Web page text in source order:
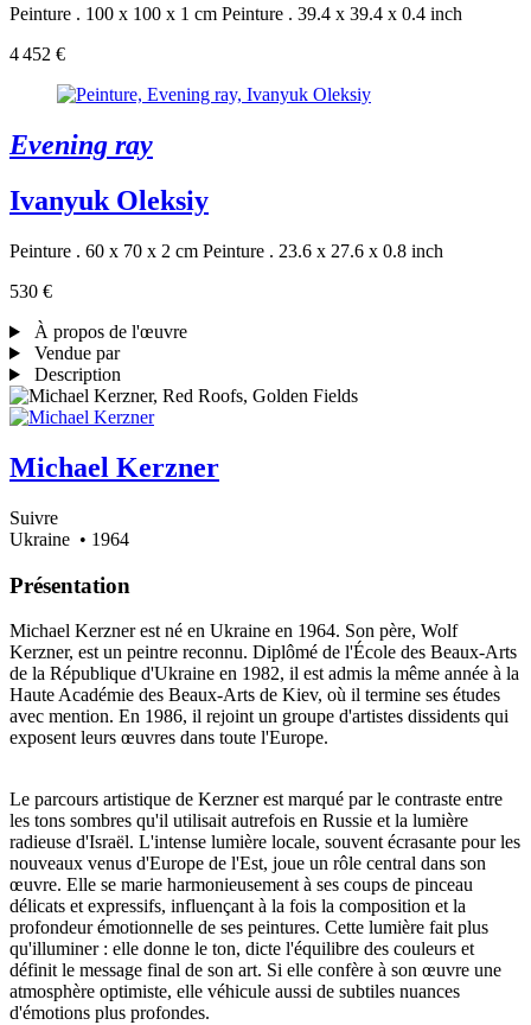
Peinture . 100 x 100 x 1 cm Peinture . 39.4 x 39.4 x 0.4 inch
4 452 €
Evening ray
Ivanyuk Oleksiy
Peinture . 60 x 70 x 2 cm Peinture . 23.6 x 27.6 x 0.8 inch
530 €
À propos de l'œuvre
Vendue par
Description
Michael Kerzner
Suivre
Ukraine • 1964
Présentation
Michael Kerzner est né en Ukraine en 1964. Son père, Wolf
Kerzner, est un peintre reconnu. Diplômé de l'École des Beaux-Arts
de la République d'Ukraine en 1982, il est admis la même année à la
Haute Académie des Beaux-Arts de Kiev, où il termine ses études
avec mention. En 1986, il rejoint un groupe d'artistes dissidents qui
exposent leurs œuvres dans toute l'Europe.
Le parcours artistique de Kerzner est marqué par le contraste entre
les tons sombres qu'il utilisait autrefois en Russie et la lumière
radieuse d'Israël. L'intense lumière locale, souvent écrasante pour les
nouveaux venus d'Europe de l'Est, joue un rôle central dans son
œuvre. Elle se marie harmonieusement à ses coups de pinceau
délicats et expressifs, influençant à la fois la composition et la
profondeur émotionnelle de ses peintures. Cette lumière fait plus
qu'illuminer : elle donne le ton, dicte l'équilibre des couleurs et
définit le message final de son art. Si elle confère à son œuvre une
atmosphère optimiste, elle véhicule aussi de subtiles nuances
d'émotions plus profondes.